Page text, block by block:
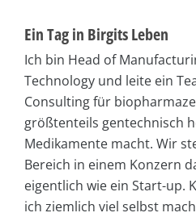
Ein Tag in Birgits Leben
Ich bin Head of
Technology und leite ein
Consulting für
größtenteils gentechnisch
Medikamente macht. Wir
Bereich in einem Konzern
eigentlich wie ein Start-up.
ich ziemlich viel selbst